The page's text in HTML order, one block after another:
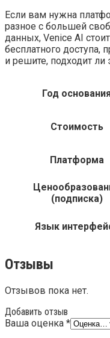
Если вам нужна
разное с большей
данных, Venice AI
бесплатного доступа,
и решите, подходит ли
Год
Стоимость
Платформа
(подписка)
Язык
Отзывы
Отзывов пока нет.
Добавить отзыв
Ваша оценка *